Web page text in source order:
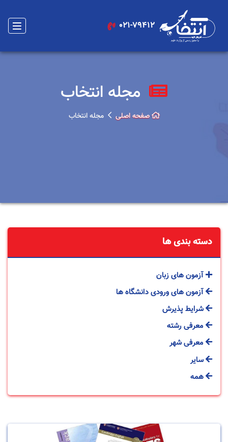
021-79412
مجله انتخاب
صفحه اصلی مجله انتخاب
دسته بندی ها
آزمون های زبان
آزمون های ورودی دانشگاه ها
شرایط پذیرش
معرفی رشته
معرفی شهر
سایر
همه